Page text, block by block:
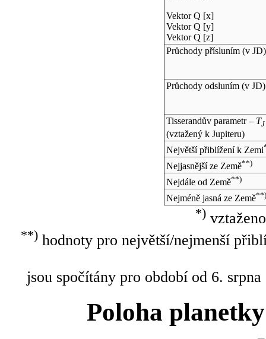
Vektor Q [x]
Vektor Q [y]
Vektor Q [z]
Průchody přísluním (v JD)
Průchody odsluním (v JD)
Tisserandův parametr – TJ
(vztažený k Jupiteru)
Největší přiblížení k Zemi
Nejjasnější ze Země**)
Nejdále od Země**)
Nejméně jasná ze Země**)
*)
**)hodnoty pro největší/nejmenší
jsou spočítány pro období od 6.
Poloha